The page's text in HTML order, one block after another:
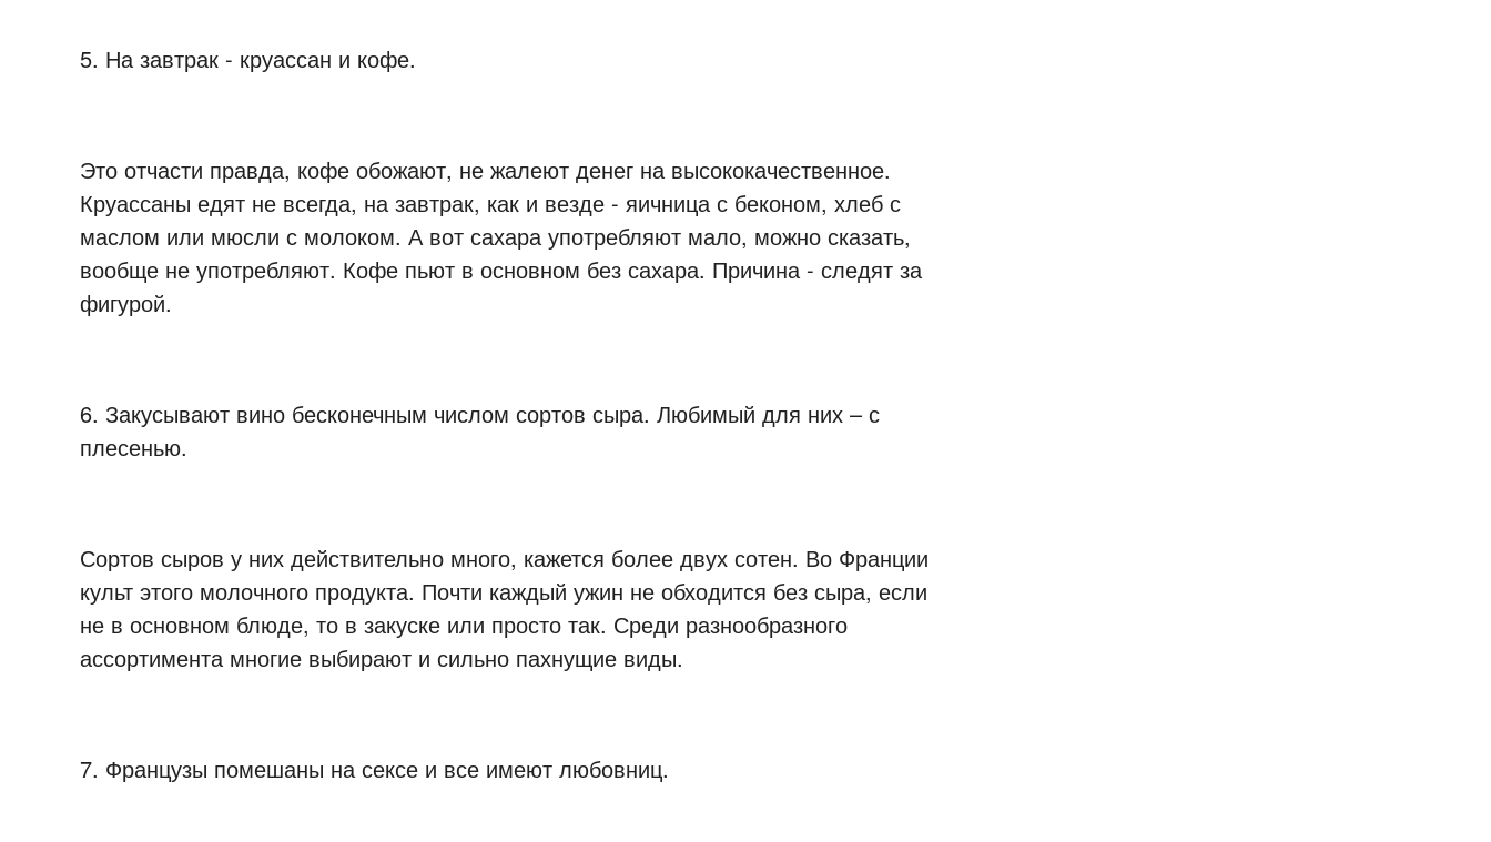
5. На завтрак - круассан и кофе.
Это отчасти правда, кофе обожают, не жалеют денег на высококачественное.
Круассаны едят не всегда, на завтрак, как и везде - яичница с беконом, хлеб с
маслом или мюсли с молоком. А вот сахара употребляют мало, можно сказать,
вообще не употребляют. Кофе пьют в основном без сахара. Причина - следят за
фигурой.
6. Закусывают вино бесконечным числом сортов сыра. Любимый для них – с
плесенью.
Сортов сыров у них действительно много, кажется более двух сотен. Во Франции
культ этого молочного продукта. Почти каждый ужин не обходится без сыра, если
не в основном блюде, то в закуске или просто так. Среди разнообразного
ассортимента многие выбирают и сильно пахнущие виды.
7. Французы помешаны на сексе и все имеют любовниц.